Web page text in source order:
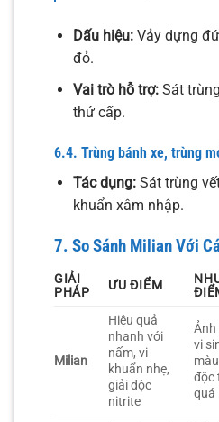
Dấu hiệu:Vảy dựng
đỏ.
Vai trò hỗ trợ:Sát
thứ cấp.
6.4. Trùng bánh xe, trùng
Tác dụng:Sát trùng
khuẩn xâm nhập.
7. So Sánh Milian Với
GIẢI
PHÁP
ƯU ĐIỂM
Milian
Hiệu quả
nhanh với
nấm, vi
khuẩn nhẹ,
giải độc
nitrite
vi
độc
quá